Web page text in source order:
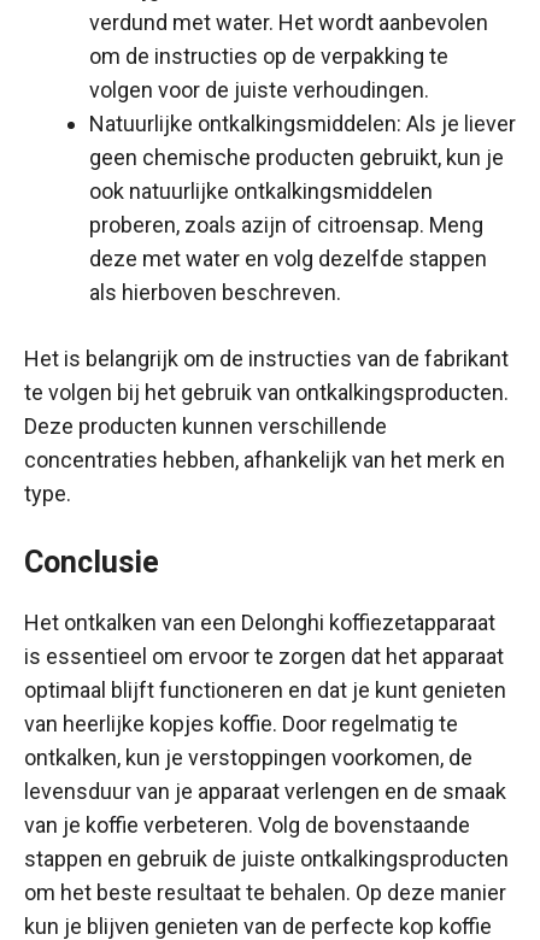
verdund met water. Het wordt aanbevolen
om de instructies op de verpakking te
volgen voor de juiste verhoudingen.
Natuurlijke ontkalkingsmiddelen: Als je liever
geen chemische producten gebruikt, kun je
ook natuurlijke ontkalkingsmiddelen
proberen, zoals azijn of citroensap. Meng
deze met water en volg dezelfde stappen
als hierboven beschreven.
Het is belangrijk om de instructies van de fabrikant
te volgen bij het gebruik van ontkalkingsproducten.
Deze producten kunnen verschillende
concentraties hebben, afhankelijk van het merk en
type.
Conclusie
Het ontkalken van een Delonghi koffiezetapparaat
is essentieel om ervoor te zorgen dat het apparaat
optimaal blijft functioneren en dat je kunt genieten
van heerlijke kopjes koffie. Door regelmatig te
ontkalken, kun je verstoppingen voorkomen, de
levensduur van je apparaat verlengen en de smaak
van je koffie verbeteren. Volg de bovenstaande
stappen en gebruik de juiste ontkalkingsproducten
om het beste resultaat te behalen. Op deze manier
kun je blijven genieten van de perfecte kop koffie